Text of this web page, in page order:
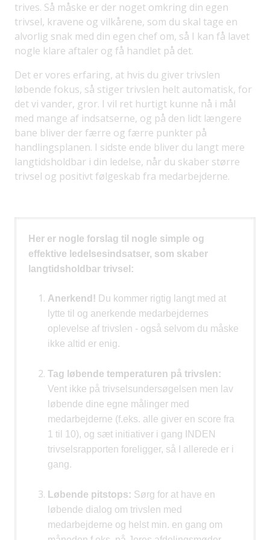
trives. Så måske er der noget omkring din egen
trivsel, kravene og vilkårene, som du skal tage en
alvorlig snak med din egen chef om, så I kan få lavet
nogle klare aftaler og få handlet på det.
Det er vores erfaring, at hvis du giver trivslen
løbende fokus, så stiger trivslen helt automatisk, for
det vi vander, gror. I vil ret hurtigt kunne nå i mål
med mange af indsatserne, og på den lidt længere
bane bliver der færre og færre punkter på
handlingsplanen. I sidste ende bliver du langt mere
langtidsholdbar i din ledelse, når du skaber større
trivsel og positivt følgeskab fra medarbejderne.
Her er nogle forslag til nogle simple og
effektive ledelsesindsatser, som skaber
langtidsholdbar trivsel:
Anerkend! Du kommer rigtig langt med at
lytte til og anerkende medarbejdernes
oplevelse af trivslen - også selvom du måske
ikke altid er enig.
Tag løbende temperaturen på trivslen:
Vent ikke på trivselsundersøgelsen men lav
løbende dine egne målinger med
medarbejderne (f.eks. alle giver en score fra
1 til 10), og sæt initiativer i gang
INDEN
trivselsrapporten foreligger, så I allerede er i
gang.
Løbende pitstops: Sørg for at have en
løbende dialog om trivslen med
medarbejderne og helst min. en gang om